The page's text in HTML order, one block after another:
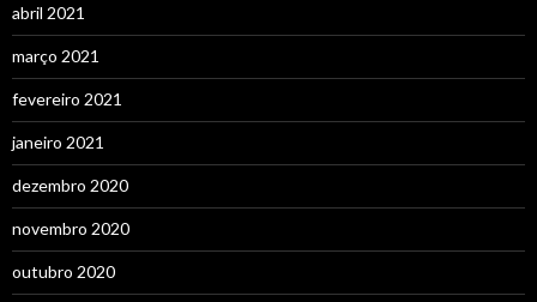
abril 2021
março 2021
fevereiro 2021
janeiro 2021
dezembro 2020
novembro 2020
outubro 2020